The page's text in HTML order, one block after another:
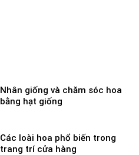
Nhân giống và chăm sóc hoa
bằng hạt giống
Các loài hoa phổ biến trong
trang trí cửa hàng